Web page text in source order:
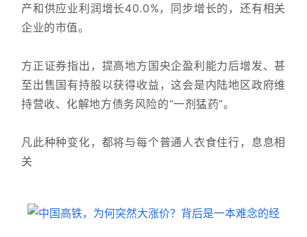
产和供应业利润增长40.0%，同步增长的，还有相关
企业的市值。
方正证券指出，提高地方国央企盈利能力后增发、甚
至出售国有持股以获得收益，这会是内陆地区政府维
持营收、化解地方债务风险的“一剂猛药”。
凡此种种变化，都将与每个普通人衣食住行，息息相
关